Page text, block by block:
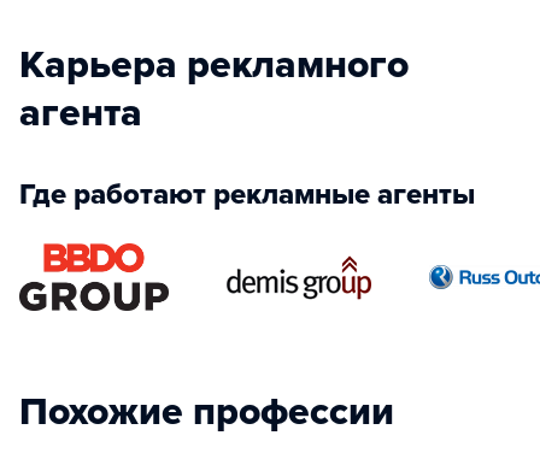
Карьера рекламного
агента
Где работают рекламные агенты
Похожие профессии